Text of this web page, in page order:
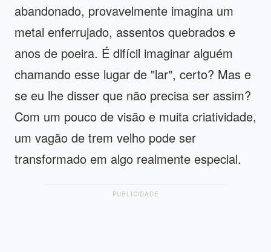
abandonado, provavelmente imagina um
metal enferrujado, assentos quebrados e
anos de poeira. É difícil imaginar alguém
chamando esse lugar de "lar", certo? Mas e
se eu lhe disser que não precisa ser assim?
Com um pouco de visão e muita criatividade,
um vagão de trem velho pode ser
transformado em algo realmente especial.
PUBLICIDADE